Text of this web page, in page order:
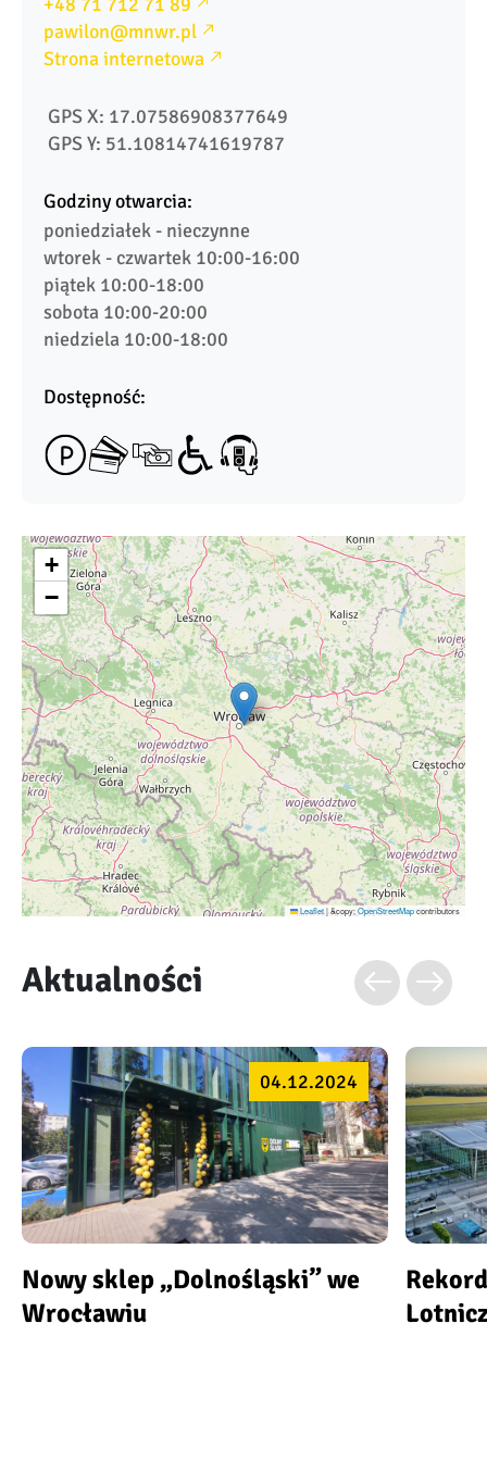
pawilon@mnwr.pl
Strona internetowa
GPS X: 17.07586908377649
GPS Y: 51.10814741619787
Godziny otwarcia:
poniedziałek - nieczynne
wtorek - czwartek 10:00-16:00
piątek 10:00-18:00
sobota 10:00-20:00
niedziela 10:00-18:00
Dostępność:
+
−
Leaflet|&copy;OpenStreetMapcontributors
Aktualności
04.12.2024
Nowy sklep „Dolnośląski” we
Wrocławiu